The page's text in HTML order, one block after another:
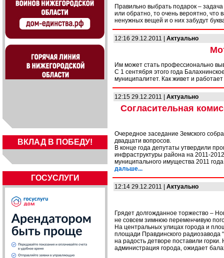
ВКЛАД В ПОБЕДУ!
ГОСУСЛУГИ
Правильно выбрать подарок –
или обратно, то очень вероятно, что
ненужных вещей и о них забудут
12:16 29.12.2011 | Актуально
Им может стать профессионально
С 1 сентября этого года
муниципалитет. Как живет и
12:15 29.12.2011 | Актуально
Согласительная
Очередное заседание Земского
двадцати вопросов.
В конце года депутаты утвердили
инфраструктуры района на 2011-
муниципального имущества 2011
дальше...
12:14 29.12.2011 | Актуально
Грядет долгожданное торжество –
не совсем зимнюю переменчивую
На центральных улицах города и
площади Правдинского
на радость детворе поставили
администрация города, ожидает